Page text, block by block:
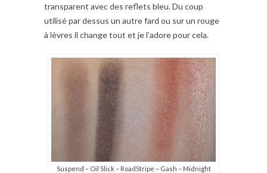
transparent avec des reflets bleu. Du coup
utilisé par dessus un autre fard ou sur un rouge
à lèvres il change tout et je l’adore pour cela.
Suspend – Oil Slick – RoadStripe – Gash – Midnight